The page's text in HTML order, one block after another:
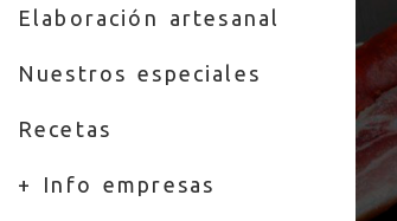
Elaboración artesanal
Nuestros especiales
Recetas
+ Info empresas